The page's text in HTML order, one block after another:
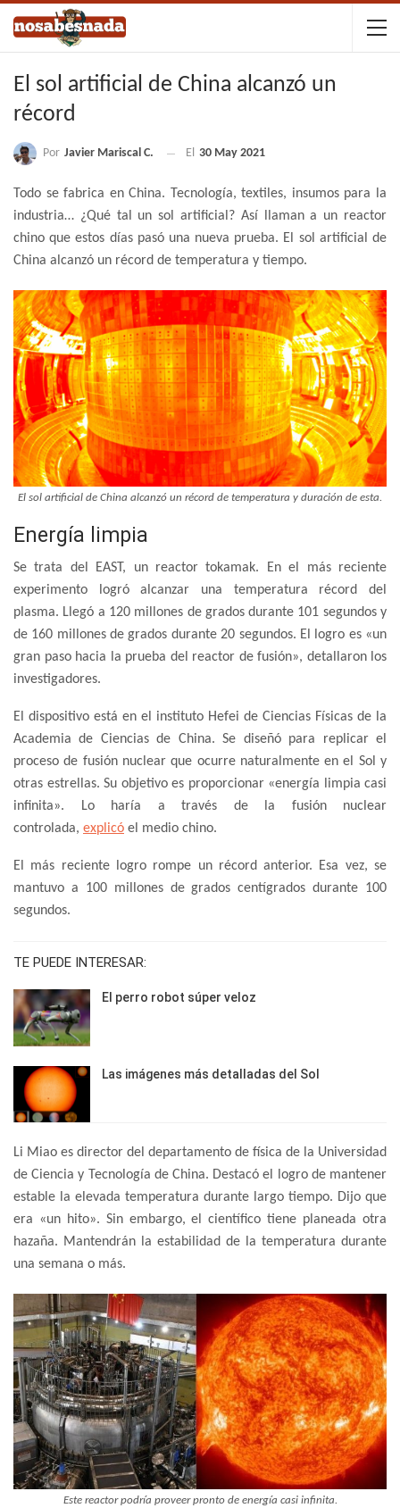
El sol artificial de China alcanzó un
récord
Por Javier Mariscal C. El 30 May 2021
Todo se fabrica en China. Tecnología, textiles, insumos para la
industria… ¿Qué tal un sol artificial? Así llaman a un reactor
chino que estos días pasó una nueva prueba. El sol artificial de
China alcanzó un récord de temperatura y tiempo.
El sol artificial de China alcanzó un récord de temperatura y duración de esta.
Energía limpia
Se trata del EAST, un reactor tokamak. En el más reciente
experimento logró alcanzar una temperatura récord del
plasma. Llegó a 120 millones de grados durante 101 segundos y
de 160 millones de grados durante 20 segundos. El logro es «un
gran paso hacia la prueba del reactor de fusión», detallaron los
investigadores.
El dispositivo está en el instituto Hefei de Ciencias Físicas de la
Academia de Ciencias de China. Se diseñó para replicar el
proceso de fusión nuclear que ocurre naturalmente en el Sol y
otras estrellas. Su objetivo es proporcionar «energía limpia casi
infinita». Lo haría a través de la fusión nuclear
controlada, explicó el medio chino.
El más reciente logro rompe un récord anterior. Esa vez, se
mantuvo a 100 millones de grados centígrados durante 100
segundos.
TE PUEDE INTERESAR:
El perro robot súper veloz
Las imágenes más detalladas del Sol
Li Miao es director del departamento de física de la Universidad
de Ciencia y Tecnología de China. Destacó el logro de mantener
estable la elevada temperatura durante largo tiempo. Dijo que
era «un hito». Sin embargo, el científico tiene planeada otra
hazaña. Mantendrán la estabilidad de la temperatura durante
una semana o más.
Este reactor podría proveer pronto de energía casi infinita.